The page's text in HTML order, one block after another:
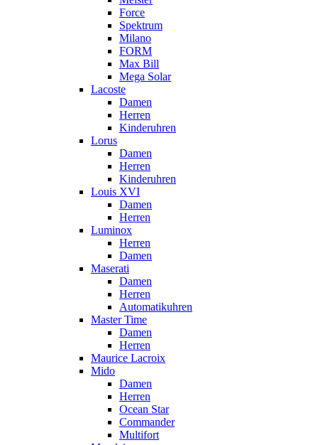
Force
Spektrum
Milano
FORM
Max Bill
Mega Solar
Lacoste
Damen
Herren
Kinderuhren
Lorus
Damen
Herren
Kinderuhren
Louis XVI
Damen
Herren
Luminox
Herren
Damen
Maserati
Damen
Herren
Automatikuhren
Master Time
Damen
Herren
Maurice Lacroix
Mido
Damen
Herren
Ocean Star
Commander
Multifort